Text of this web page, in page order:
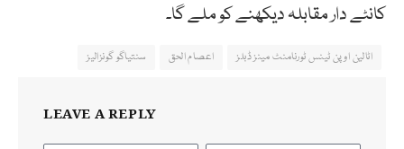
کانٹے دار مقابلہ دیکھنے کو ملے گا۔
اٹالین اوپن ٹینس ٹورنامنٹ مینز ڈبلز اعصام الحق سنتیاگو گونزالیز
LEAVE A REPLY